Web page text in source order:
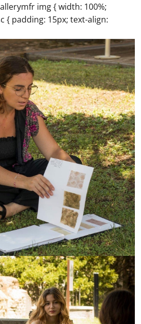
img { width: 100%;
{ padding: 15px; text-align: